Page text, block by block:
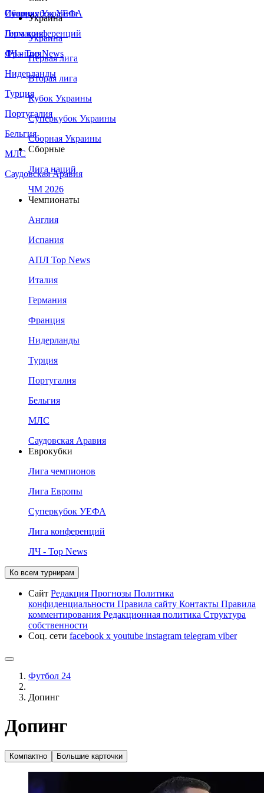
Сборная Украины
Италия
Германия
Франция
Нидерланды
Турция
Португалия
Бельгия
МЛС
Саудовская Аравия
Суперкубок УЕФА
Лига конференций
ЛЧ - Top News
Украина
Украина
Первая лига
Вторая лига
Кубок Украины
Суперкубок Украины
Сборная Украины
Сборные
Лига наций
ЧМ 2026
Чемпионаты
Англия
Испания
АПЛ Top News
Италия
Германия
Франция
Нидерланды
Турция
Португалия
Бельгия
МЛС
Саудовская Аравия
Еврокубки
Лига чемпионов
Лига Европы
Суперкубок УЕФА
Лига конференций
ЛЧ - Top News
Ко всем турнирам
Сайт Редакция Прогнозы Политика
конфиденциальности Правила сайту Контакты Правила
комментирования Редакционная политика Структура
собственности
Соц. сети facebook x youtube instagram telegram viber
Футбол 24
Допинг
Допинг
Компактно Большие карточки